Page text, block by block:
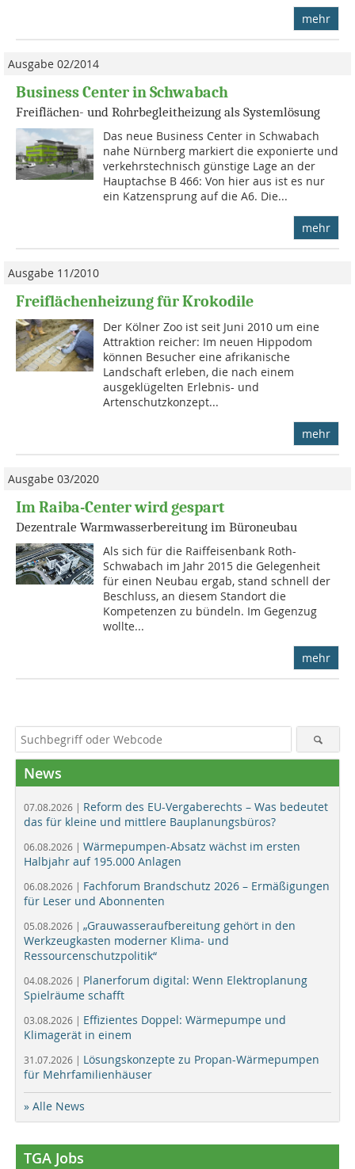
mehr
Ausgabe 02/2014
Business Center in Schwabach
Freiflächen- und Rohrbegleitheizung als Systemlösung
Das neue Business Center in Schwabach
nahe Nürnberg markiert die exponierte und
verkehrstechnisch günstige Lage an der
Hauptachse B 466: Von hier aus ist es nur
ein Katzensprung auf die A6. Die...
mehr
Ausgabe 11/2010
Freiflächenheizung für Krokodile
Der Kölner Zoo ist seit Juni 2010 um eine
Attraktion reicher: Im neuen Hippodom
können Besucher eine afrikanische
Landschaft erleben, die nach einem
ausgeklügelten Erlebnis- und
Artenschutzkonzept...
mehr
Ausgabe 03/2020
Im Raiba-Center wird gespart
Dezentrale Warmwasserbereitung im Büroneubau
Als sich für die Raiffeisenbank Roth-
Schwabach im Jahr 2015 die Gelegenheit
für einen Neubau ergab, stand schnell der
Beschluss, an diesem Standort die
Kompetenzen zu bündeln. Im Gegenzug
wollte...
mehr
News
07.08.2026 | Reform des EU-Vergaberechts – Was bedeutet
das für kleine und mittlere Bauplanungsbüros?
06.08.2026 | Wärmepumpen-Absatz wächst im ersten
Halbjahr auf 195.000 Anlagen
06.08.2026 | Fachforum Brandschutz 2026 – Ermäßigungen
für Leser und Abonnenten
05.08.2026 | „Grauwasseraufbereitung gehört in den
Werkzeugkasten moderner Klima- und
Ressourcenschutzpolitik“
04.08.2026 | Planerforum digital: Wenn Elektroplanung
Spielräume schafft
03.08.2026 | Effizientes Doppel: Wärmepumpe und
Klimagerät in einem
31.07.2026 | Lösungskonzepte zu Propan-Wärmepumpen
für Mehrfamilienhäuser
» Alle News
TGA Jobs